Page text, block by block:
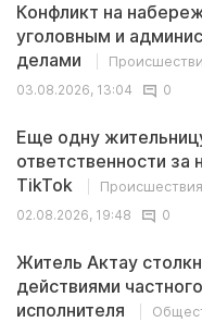
Конфликт на
уголовным и
делами
03.08.2026, 13:04
0
Еще одну
ответственности за
TikTok
Происшествия
02.08.2026, 19:48
0
Житель Актау
действиями
исполнителя